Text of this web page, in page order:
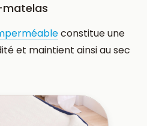
constitue une
et maintient ainsi au sec